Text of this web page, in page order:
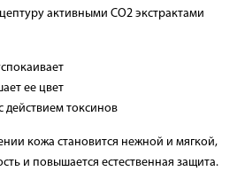
активными СО2 экстрактами
ее цвет
действием токсинов
кожа становится нежной и мягкой,
и повышается естественная защита.